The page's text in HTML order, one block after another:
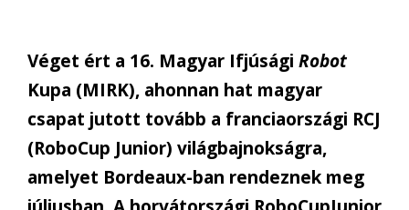
Véget ért a 16. Magyar Ifjúsági Robot
Kupa (MIRK), ahonnan hat magyar
csapat jutott tovább a franciaországi RCJ
(RoboCup Junior) világbajnokságra,
amelyet Bordeaux-ban rendeznek meg